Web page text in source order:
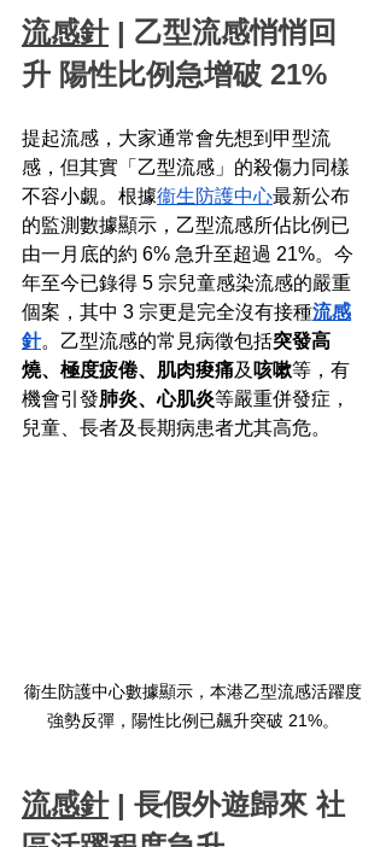
流感針 | 乙型流感悄悄回
升 陽性比例急增破 21%
提起流感，大家通常會先想到甲型流
感，但其實「乙型流感」的殺傷力同樣
不容小覷。根據衞生防護中心最新公布
的監測數據顯示，乙型流感所佔比例已
由一月底的約 6% 急升至超過 21%。今
年至今已錄得 5 宗兒童感染流感的嚴重
個案，其中 3 宗更是完全沒有接種流感
針。乙型流感的常見病徵包括突發高
燒、極度疲倦、肌肉痠痛及 咳嗽等，有
機會引發肺炎、心肌炎等嚴重併發症，
兒童、長者及長期病患者尤其高危。
衞生防護中心數據顯示，本港乙型流感活躍度
強勢反彈，陽性比例已飆升突破 21%。
流感針 | 長假外遊歸來 社